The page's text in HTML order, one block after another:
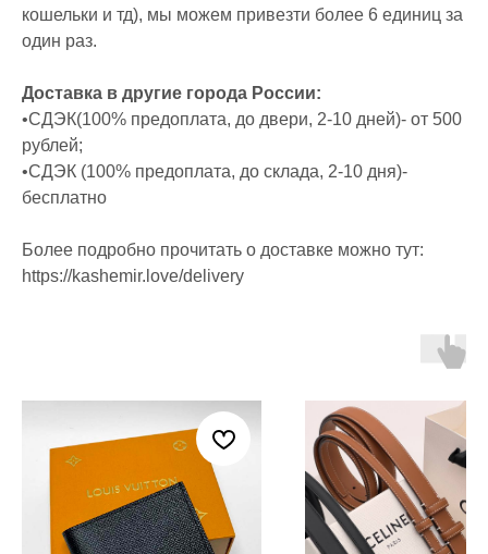
кошельки и тд), мы можем привезти более 6 единиц за
один раз.
Доставка в другие города России:
•СДЭК(100% предоплата, до двери, 2-10 дней)- от 500
рублей;
•СДЭК (100% предоплата, до склада, 2-10 дня)-
бесплатно
Более подробно прочитать о доставке можно тут:
https://kashemir.love/delivery